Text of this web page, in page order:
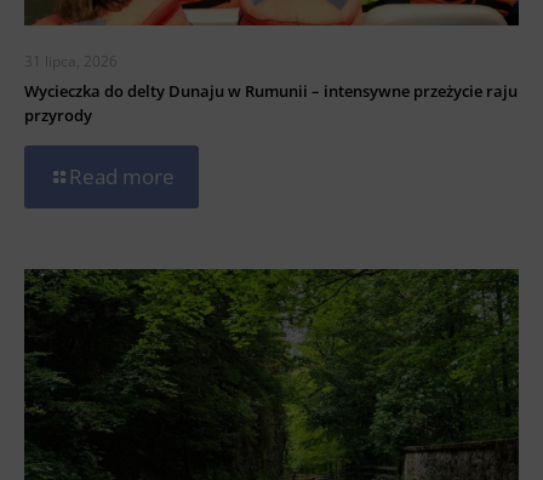
31 lipca, 2026
Wycieczka do delty Dunaju w Rumunii – intensywne przeżycie raju
przyrody
Read more